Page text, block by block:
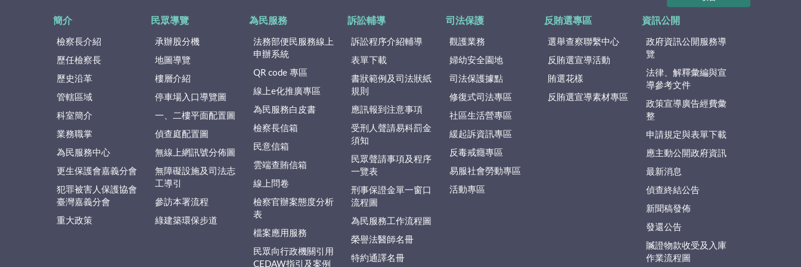
簡介
檢察長介紹
歷任檢察長
歷史沿革
管轄區域
科室簡介
業務職掌
為民服務中心
更生保護會嘉義分會
犯罪被害人保護協會
臺灣嘉義分會
重大政策
民眾導覽
承辦股分機
地圖導覽
樓層介紹
停車場入口導覽圖
一、二樓平面配置圖
偵查庭配置圖
無線上網訊號分佈圖
無障礙設施及司法志
工導引
參訪本署流程
綠建築環保步道
為民服務
法務部便民服務線上
申辦系統
QR code 專區
線上e化推廣專區
為民服務白皮書
檢察長信箱
民意信箱
雲端查賄信箱
線上問卷
檢察官辦案態度分析
表
檔案應用服務
民眾向行政機關引用
CEDAW指引及案例
訴訟輔導
訴訟程序介紹輔導
表單下載
書狀範例及司法狀紙
規則
應訊報到注意事項
受刑人聲請易科罰金
須知
民眾聲請事項及程序
一覽表
刑事保證金單一窗口
流程圖
為民服務工作流程圖
榮譽法醫師名冊
特約通譯名冊
司法保護
觀護業務
婦幼安全園地
司法保護據點
修復式司法專區
社區生活營專區
緩起訴資訊專區
反毒戒癮專區
易服社會勞動專區
活動專區
反賄選專區
選舉查察聯繫中心
反賄選宣導活動
賄選花樣
反賄選宣導素材專區
資訊公開
政府資訊公開服務導
覽
法律、解釋彙編與宣
導參考文件
政策宣導廣告經費彙
整
申請規定與表單下載
應主動公開政府資訊
最新消息
偵查終結公告
新聞稿發佈
發還公告
贓證物款收受及入庫
作業流程圖